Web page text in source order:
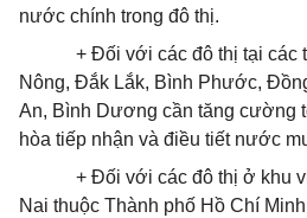
nước chính trong đô thị.
+ Đối với các đô thị tại các
Nông, Đắk Lắk, Bình Phước,
An, Bình Dương cần tăng cường
hòa tiếp nhận và điều tiết nước
+ Đối với các đô thị ở khu
Nai thuộc Thành phố Hồ Chí